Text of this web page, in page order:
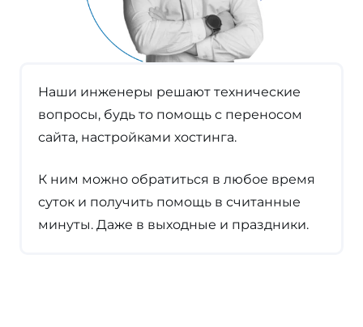
Наши инженеры решают технические
вопросы, будь то помощь с переносом
сайта, настройками хостинга.
К ним можно обратиться в любое время
суток и получить помощь в считанные
минуты. Даже в выходные и праздники.